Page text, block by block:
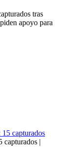
tras
apoyo para
capturados |